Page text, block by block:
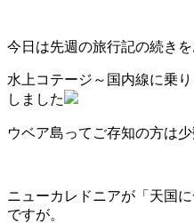
今日は先週の旅行記の続き
水上コテージ～国内線に乗
しました
ウベア島ってご存知の方は
ニューカレドニアが「天国
ですが。